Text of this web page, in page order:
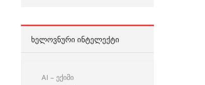
ᲮᲔᲚᲝᲕᲜᲣᲠᲘ ᲘᲜᲢᲔᲚᲔᲥᲢᲘ
AI – ექიმი